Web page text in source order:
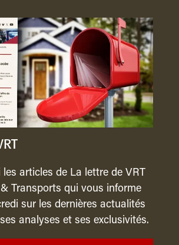
les articles de La lettre de VRT
Transports qui vous informe
sur les dernières actualités
analyses et ses exclusivités.